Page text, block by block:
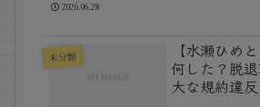
2026.06.28
未分類
【水瀬ひめ
何した？脱
大な規約違